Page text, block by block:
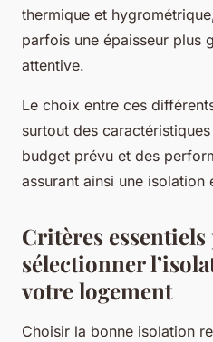
thermique et
parfois une épaisseur plus
attentive.
Le choix entre ces
surtout des
budget prévu et des
assurant ainsi une isolation
Critères
sélectionner
votre logement
Choisir la bonne isolation